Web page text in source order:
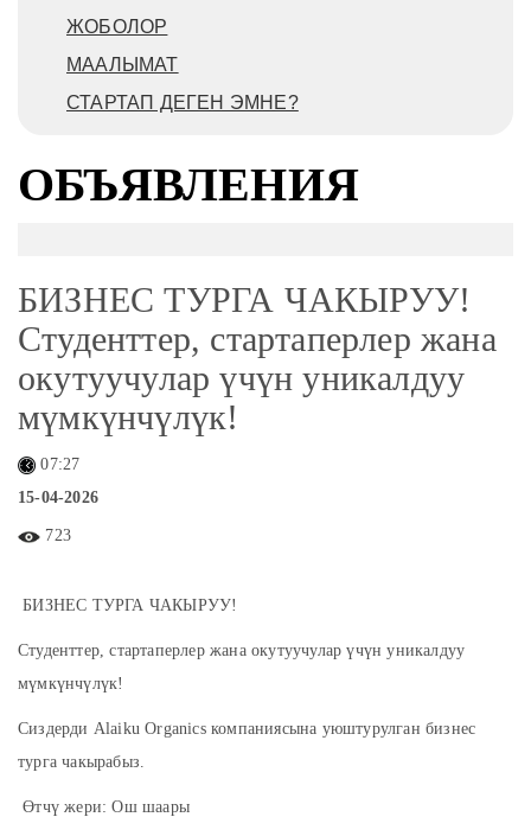
ЖОБОЛОР
МААЛЫМАТ
СТАРТАП ДЕГЕН ЭМНЕ?
ОБЪЯВЛЕНИЯ
БИЗНЕС ТУРГА ЧАКЫРУУ!
Студенттер, стартаперлер жана
окутуучулар үчүн уникалдуу
мүмкүнчүлүк!
07:27
15-04-2026
723
БИЗНЕС ТУРГА ЧАКЫРУУ!
Студенттер, стартаперлер жана окутуучулар үчүн уникалдуу
мүмкүнчүлүк!
Сиздерди Alaiku Organics компаниясына уюштурулган бизнес
турга чакырабыз.
Өтчү жери: Ош шаары